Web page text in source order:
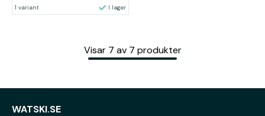
1 variant I lager
Visar 7 av 7 produkter
WATSKI.SE